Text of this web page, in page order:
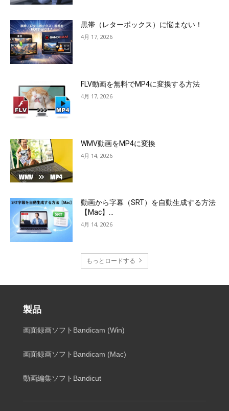
黒帯（レターボックス）に悩まない！
4月 17, 2026
FLV動画を無料でMP4に変換する方法
4月 17, 2026
WMV動画をMP4に変換
4月 14, 2026
動画から字幕（SRT）を自動生成する方法
【Mac】...
4月 14, 2026
もっとロードする
製品
画面録画ソフトBandicam (Win)
画面録画ソフトBandicam (Mac)
動画編集ソフトBandicut